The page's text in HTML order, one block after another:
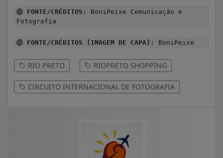
FONTE/CRÉDITOS:
BoniPeixe Comunicação e
Fotografia
FONTE/CRÉDITOS (IMAGEM DE CAPA): BoniPeixe
RIO PRETO RIOPRETO SHOPPING
CIRCUITO INTERNACIONAL DE FOTOGRAFIA